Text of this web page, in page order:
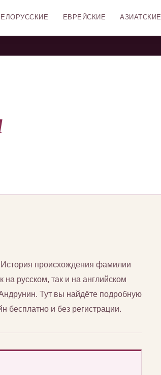
ЕВРЕЙСКИЕ АЗИАТСКИЕ
происхождения фамилии
русском, так и на английском
Тут вы найдёте подробную
и без регистрации.